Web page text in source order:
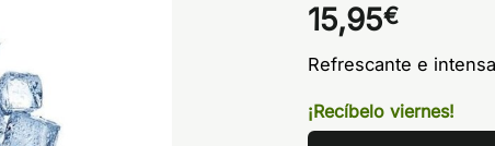
Valorado
con5de 5
1
valoración
cliente
15,95€
Refrescante e
¡Recíbelo viernes!